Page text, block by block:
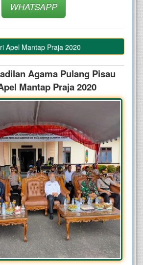
WHATSAPP
Mantap Praja 2020
Agama Pulang Pisau
Mantap Praja 2020